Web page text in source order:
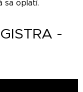
sa oplatí.
-